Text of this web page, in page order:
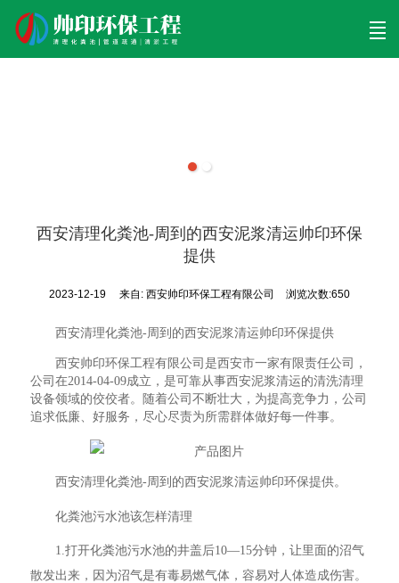
西安清理化粪池-周到的西安泥浆清运帅印环保
提供
2023-12-19 来自:西安帅印环保工程有限公司 浏览次数:650
西安清理化粪池-周到的西安泥浆清运帅印环保提供
西安帅印环保工程有限公司是西安市一家有限责任公司，
公司在2014-04-09成立，是可靠从事西安泥浆清运的清洗清理
设备领域的佼佼者。随着公司不断壮大，为提高竞争力，公司
追求低廉、好服务，尽心尽责为所需群体做好每一件事。
西安清理化粪池-周到的西安泥浆清运帅印环保提供。
化粪池污水池该怎样清理
1.打开化粪池污水池的井盖后10—15分钟，让里面的沼气
散发出来，因为沼气是有毒易燃气体，容易对人体造成伤害。